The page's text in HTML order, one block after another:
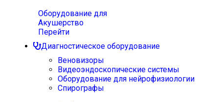
Оборудование для
Акушерство
Перейти
Диагностическое оборудование
Веновизоры
Видеоэндоскопические системы
Оборудование для нейрофизиологии
Спирографы